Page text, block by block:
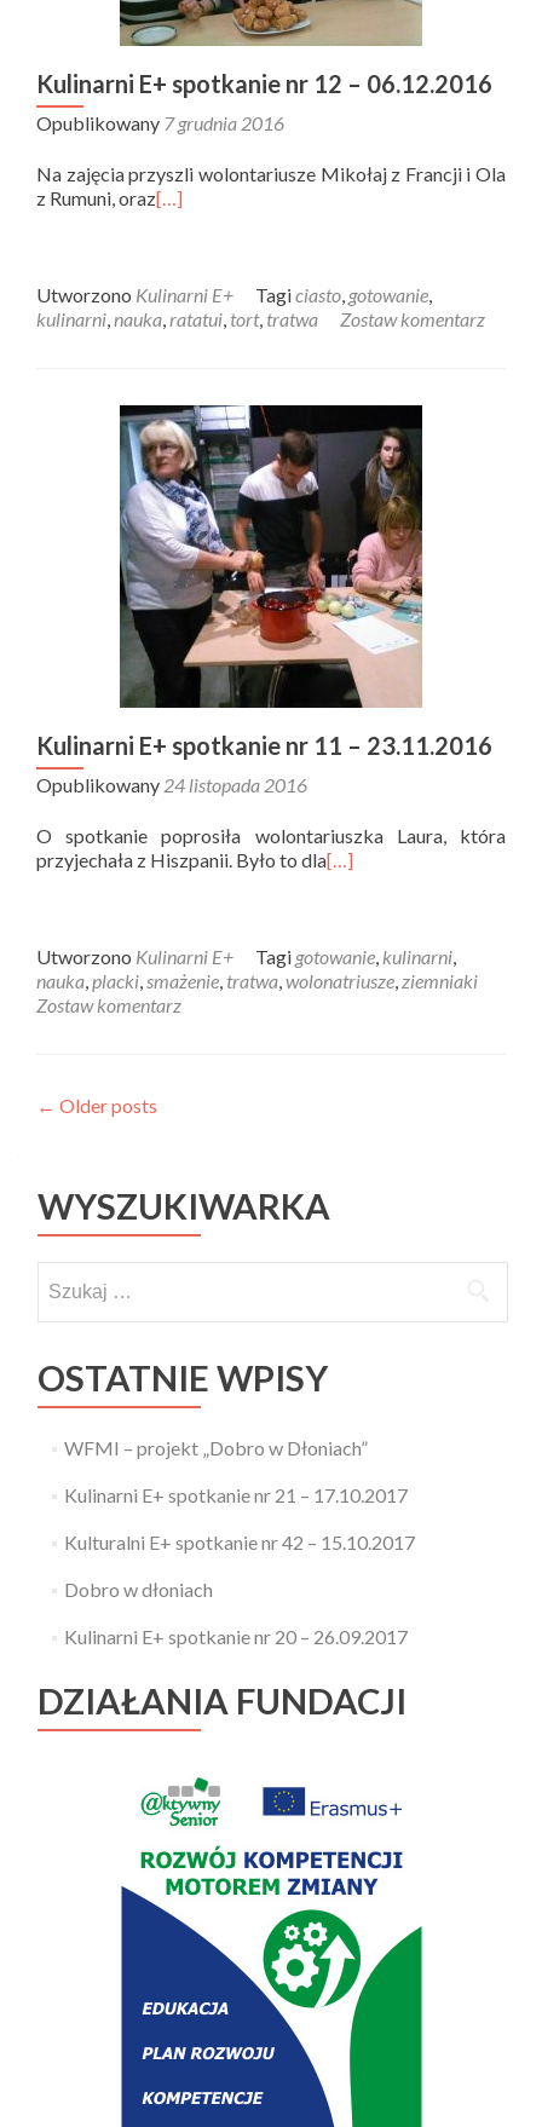
Kulinarni E+ spotkanie nr 12 – 06.12.2016
Opublikowany 7 grudnia 2016
Na zajęcia przyszli wolontariusze Mikołaj z Francji i Ola
z Rumuni, oraz[…]
Utworzono Kulinarni E+ Tagiciasto, gotowanie,
kulinarni,nauka,ratatui, tort, tratwa Zostaw komentarz
Kulinarni E+ spotkanie nr 11 – 23.11.2016
Opublikowany 24 listopada 2016
O spotkanie poprosiła wolontariuszka Laura, która
przyjechała z Hiszpanii. Było to dla[…]
Utworzono Kulinarni E+ Tagi gotowanie, kulinarni,
nauka,placki,smażenie, tratwa,wolonatriusze,ziemniaki
Zostaw komentarz
Posts navigation
← Older posts
WYSZUKIWARKA
OSTATNIE WPISY
WFMI – projekt „Dobro w Dłoniach”
Kulinarni E+ spotkanie nr 21 – 17.10.2017
Kulturalni E+ spotkanie nr 42 – 15.10.2017
Dobro w dłoniach
Kulinarni E+ spotkanie nr 20 – 26.09.2017
DZIAŁANIA FUNDACJI